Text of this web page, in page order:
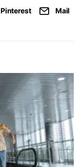
Pinterest Mail